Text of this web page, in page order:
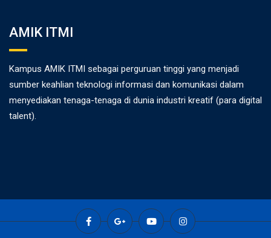
AMIK ITMI
Kampus AMIK ITMI sebagai perguruan tinggi yang menjadi
sumber keahlian teknologi informasi dan komunikasi dalam
menyediakan tenaga-tenaga di dunia industri kreatif (para digital
talent).